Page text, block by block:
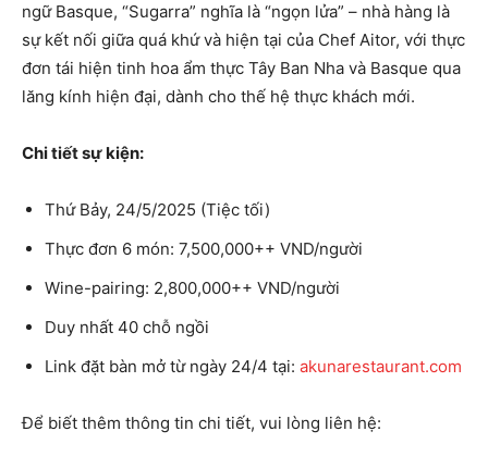
ngữ Basque, “Sugarra” nghĩa là “ngọn lửa” – nhà hàng là
sự kết nối giữa quá khứ và hiện tại của Chef Aitor, với thực
đơn tái hiện tinh hoa ẩm thực Tây Ban Nha và Basque qua
lăng kính hiện đại, dành cho thế hệ thực khách mới.
Chi tiết sự kiện:
Thứ Bảy, 24/5/2025 (Tiệc tối)
Thực đơn 6 món: 7,500,000++ VND/người
Wine-pairing: 2,800,000++ VND/người
Duy nhất 40 chỗ ngồi
Link đặt bàn mở từ ngày 24/4 tại: akunarestaurant.com
Để biết thêm thông tin chi tiết, vui lòng liên hệ: